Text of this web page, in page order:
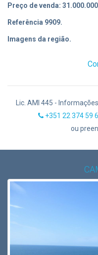
Preço de venda:
Referência 9909.
Imagens da região.
Lic. AMI 445 -
+351 22 374 59
ou